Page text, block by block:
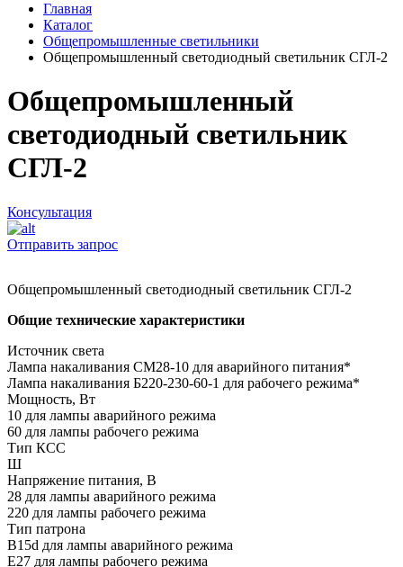
Главная
Каталог
Общепромышленные светильники
Общепромышленный светодиодный светильник СГЛ-2
Общепромышленный
светодиодный светильник
СГЛ-2
Консультация
Отправить запрос
Общепромышленный светодиодный светильник СГЛ-2
Общие технические характеристики
Источник света
Лампа накаливания СМ28-10 для аварийного питания*
Лампа накаливания Б220-230-60-1 для рабочего режима*
Мощность, Вт
10 для лампы аварийного режима
60 для лампы рабочего режима
Тип КСС
Ш
Напряжение питания, В
28 для лампы аварийного режима
220 для лампы рабочего режима
Тип патрона
B15d для лампы аварийного режима
Е27 для лампы рабочего режима